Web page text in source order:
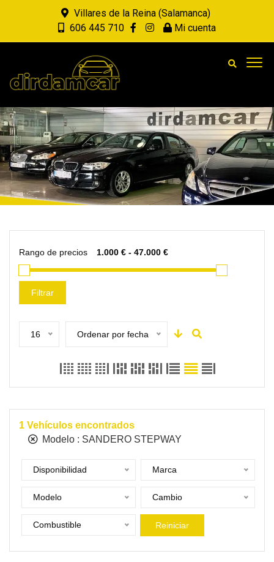
Villares de la Reina (Salamanca)
606 445 710
Mi cuenta
Rango de precios
Filtrar
16 Ordenar por fecha
1 Vehículos encontrados
Modelo : SANDERO STEPWAY
Disponibilidad Marca
Modelo Cambio
Combustible Reiniciar